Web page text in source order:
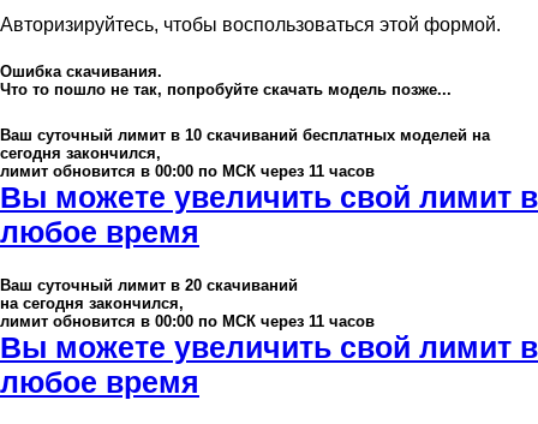
Авторизируйтесь, чтобы воспользоваться этой формой.
Ошибка скачивания.
Что то пошло не так, попробуйте скачать модель позже...
Ваш суточный лимит в 10 скачиваний бесплатных моделей на
сегодня закончился,
лимит обновится в 00:00 по МСК через 11 часов
Вы можете увеличить свой лимит в
любое время
Ваш суточный лимит в 20 скачиваний
на сегодня закончился,
лимит обновится в 00:00 по МСК через 11 часов
Вы можете увеличить свой лимит в
любое время